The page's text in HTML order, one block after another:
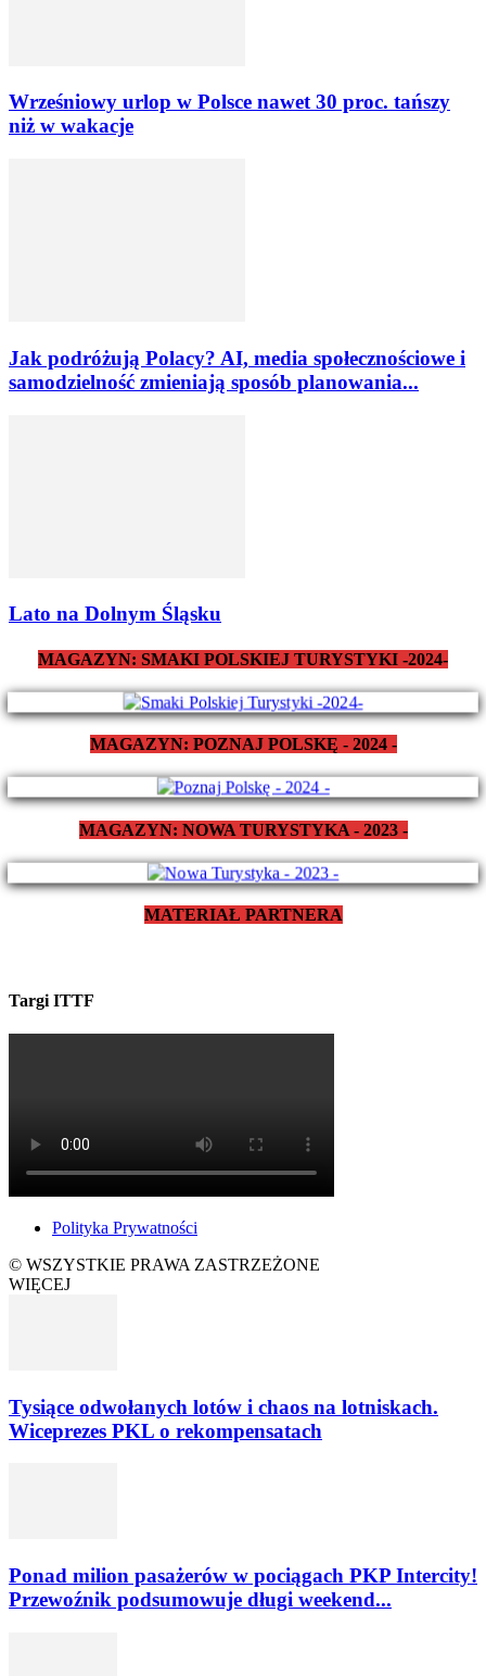
Wrześniowy urlop w Polsce nawet 30 proc. tańszy
niż w wakacje
Jak podróżują Polacy? AI, media społecznościowe i
samodzielność zmieniają sposób planowania...
Lato na Dolnym Śląsku
MAGAZYN: SMAKI POLSKIEJ TURYSTYKI -2024-
MAGAZYN: POZNAJ POLSKĘ - 2024 -
MAGAZYN: NOWA TURYSTYKA - 2023 -
MATERIAŁ PARTNERA
Targi ITTF
Polityka Prywatności
© WSZYSTKIE PRAWA ZASTRZEŻONE
WIĘCEJ
Tysiące odwołanych lotów i chaos na lotniskach.
Wiceprezes PKL o rekompensatach
Ponad milion pasażerów w pociągach PKP Intercity!
Przewoźnik podsumowuje długi weekend...